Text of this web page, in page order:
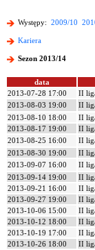
Występy: 2009/10
Kariera
Sezon 2013/14
data
2013-07-28 17:00
II
2013-08-03 19:00
II
2013-08-10 18:00
II
2013-08-17 19:00
II
2013-08-25 16:00
II
2013-08-30 19:00
II
2013-09-07 16:00
II
2013-09-14 19:00
II
2013-09-21 16:00
II
2013-09-27 19:00
II
2013-10-06 15:00
II
2013-10-12 18:00
II
2013-10-19 17:00
II
2013-10-26 18:00
II